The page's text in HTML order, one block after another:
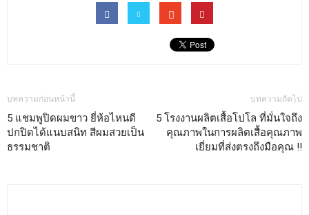
บทความก่อนหน้านี้
5 แชมพูปิดผมขาว ยี่ห้อไหนดี
ปกปิดได้แนบสนิท สีผมสวยเป็น
ธรรมชาติ
บทความถัดไป
5 โรงงานผลิตเสื้อโปโล ที่มั่นใจถึง
คุณภาพในการผลิตเสื้อคุณภาพ
เยี่ยมที่ส่งตรงถึงมือคุณ !!